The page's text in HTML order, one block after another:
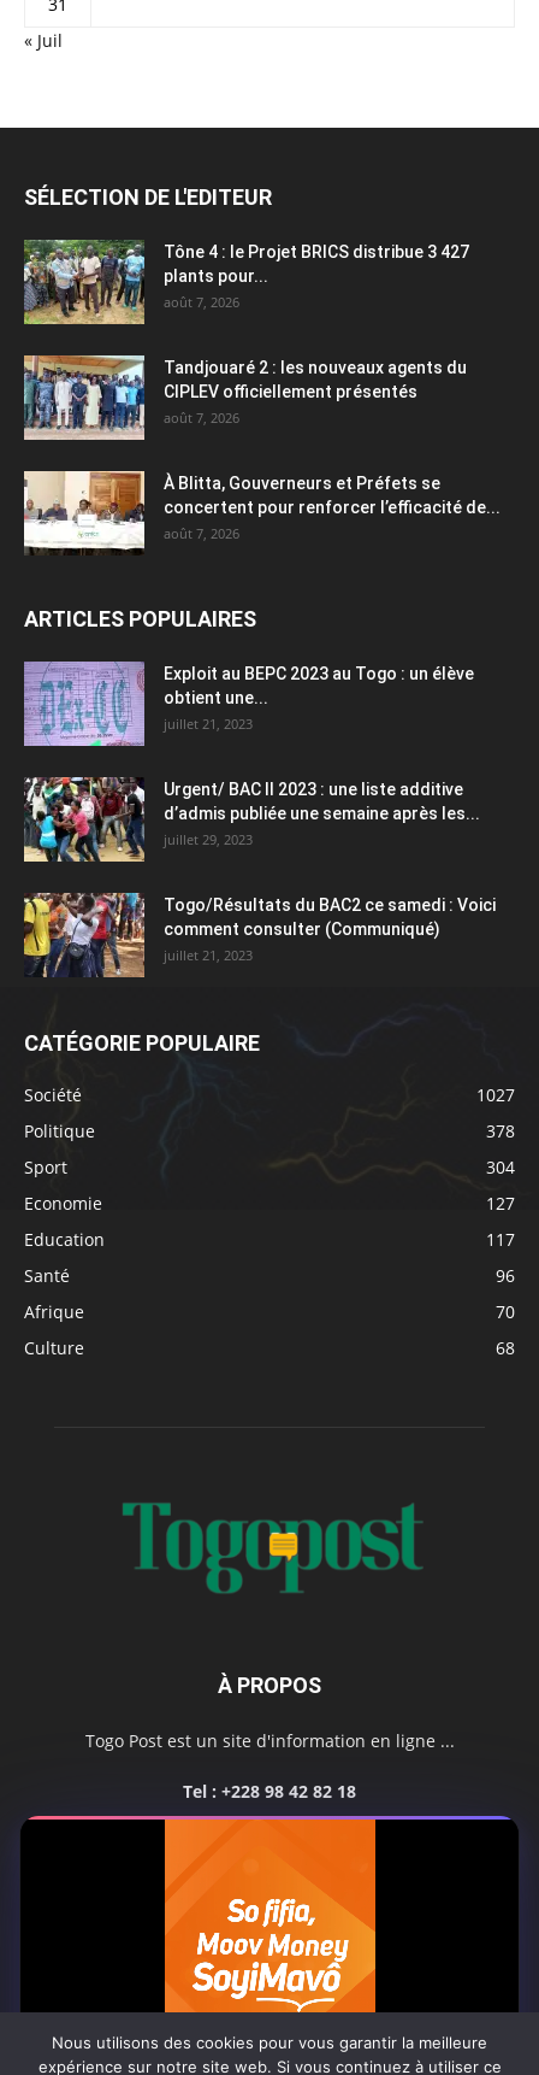
« Juil
SÉLECTION DE L'EDITEUR
Tône 4 : le Projet BRICS distribue 3 427
plants pour...
août 7, 2026
Tandjouaré 2 : les nouveaux agents du
CIPLEV officiellement présentés
août 7, 2026
À Blitta, Gouverneurs et Préfets se
concertent pour renforcer l’efficacité de...
août 7, 2026
ARTICLES POPULAIRES
Exploit au BEPC 2023 au Togo : un élève
obtient une...
juillet 21, 2023
Urgent/ BAC II 2023 : une liste additive
d’admis publiée une semaine après les...
juillet 29, 2023
Togo/Résultats du BAC2 ce samedi : Voici
comment consulter (Communiqué)
juillet 21, 2023
CATÉGORIE POPULAIRE
Société
1027
Politique
378
Sport
304
Economie
127
Education
117
Santé
96
Afrique
70
Culture
68
À PROPOS
Togo Post est un site d'information en ligne ...
Tel : +228 98 42 82 18
SUIVEZ NOUS
Nous utilisons des cookies pour vous garantir la meilleure
expérience sur notre site web. Si vous continuez à utiliser ce